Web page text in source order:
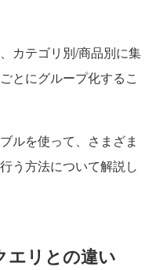
カテゴリ別/商品別に集
とにグループ化するこ
ルを使って、さまざま
う方法について解説し
エリとの違い